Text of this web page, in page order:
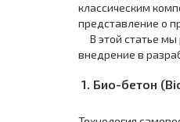
классическим
представление о
В этой статье мы
внедрение в
1. Био-бетон